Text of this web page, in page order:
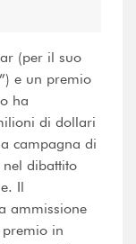
(per il suo
e un premio
ha
di dollari
campagna di
dibattito
Il
ammissione
in